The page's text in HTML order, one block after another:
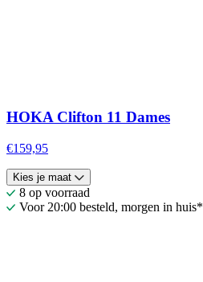
HOKA Clifton 11 Dames
€159,95
Kies je maat
8 op voorraad
Voor 20:00 besteld, morgen in huis*